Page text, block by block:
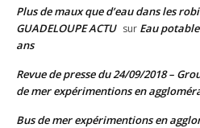
Plus de maux que d’eau dans les
GUADELOUPE ACTU sur Eau
ans
Revue de presse du 24/09/2018 –
de mer expérimentions en
Bus de mer expérimentions en